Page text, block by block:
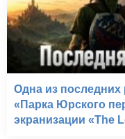
Одна из
«Парка Юрского
экранизации «The